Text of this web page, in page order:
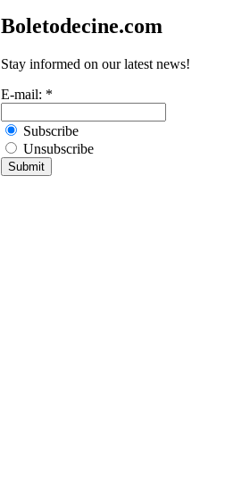
Boletodecine.com
Stay informed on our latest news!
E-mail: *
Subscribe
Unsubscribe